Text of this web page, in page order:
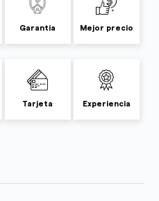
Garantía Mejor precio
Tarjeta Experiencia